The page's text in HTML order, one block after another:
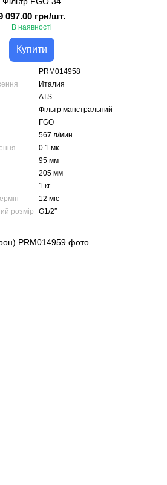
097.00 грн/шт.
В наявності
Купити
PRM014958
Италия
ATS
Фільтр магістральний
FGO
567 л/мин
0.1 мк
95 мм
205 мм
1 кг
12 міс
розмір
G1/2″